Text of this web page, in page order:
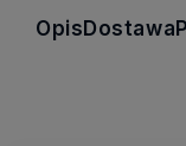
OpisDostawa